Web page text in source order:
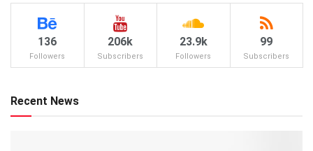
136
Followers
206k
Subscribers
23.9k
Followers
99
Subscribers
Recent News